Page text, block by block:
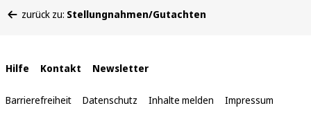
befinden
zurück zu: Stellungnahmen/Gutachten
Interne
Links
Hilfe Kontakt Newsletter
Barrierefreiheit Datenschutz Inhalte melden Impressum